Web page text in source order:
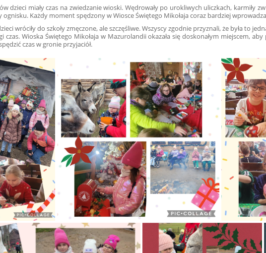
dzieci miały czas na zwiedzanie wioski. Wędrowały po urokliwych uliczkach, karmiły
ognisku. Każdy moment spędzony w Wiosce Świętego Mikołaja coraz bardziej
wróciły do szkoły zmęczone, ale szczęśliwe. Wszyscy zgodnie przyznali, że była to
czas. Wioska Świętego Mikołaja w Mazurolandii okazała się doskonałym miejscem,
czas w gronie przyjaciół.